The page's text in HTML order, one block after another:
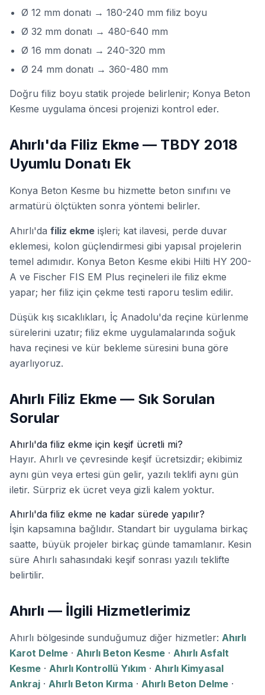
Ø 12 mm donatı → 180-240 mm filiz boyu
Ø 32 mm donatı → 480-640 mm
Ø 16 mm donatı → 240-320 mm
Ø 24 mm donatı → 360-480 mm
Doğru filiz boyu statik projede belirlenir; Konya Beton
Kesme uygulama öncesi projenizi kontrol eder.
Ahırlı'da Filiz Ekme — TBDY 2018
Uyumlu Donatı Ek
Konya Beton Kesme bu hizmette beton sınıfını ve
armatürü ölçtükten sonra yöntemi belirler.
Ahırlı'da filiz ekme işleri; kat ilavesi, perde duvar
eklemesi, kolon güçlendirmesi gibi yapısal projelerin
temel adımıdır. Konya Beton Kesme ekibi Hilti HY 200-
A ve Fischer FIS EM Plus reçineleri ile filiz ekme
yapar; her filiz için çekme testi raporu teslim edilir.
Düşük kış sıcaklıkları, İç Anadolu'da reçine kürlenme
sürelerini uzatır; filiz ekme uygulamalarında soğuk
hava reçinesi ve kür bekleme süresini buna göre
ayarlıyoruz.
Ahırlı Filiz Ekme — Sık Sorulan
Sorular
Ahırlı'da filiz ekme için keşif ücretli mi?
Hayır. Ahırlı ve çevresinde keşif ücretsizdir; ekibimiz
aynı gün veya ertesi gün gelir, yazılı teklifi aynı gün
iletir. Sürpriz ek ücret veya gizli kalem yoktur.
Ahırlı'da filiz ekme ne kadar sürede yapılır?
İşin kapsamına bağlıdır. Standart bir uygulama birkaç
saatte, büyük projeler birkaç günde tamamlanır. Kesin
süre Ahırlı sahasındaki keşif sonrası yazılı teklifte
belirtilir.
Ahırlı — İlgili Hizmetlerimiz
Ahırlı bölgesinde sunduğumuz diğer hizmetler: Ahırlı
Karot Delme · Ahırlı Beton Kesme · Ahırlı Asfalt
Kesme · Ahırlı Kontrollü Yıkım · Ahırlı Kimyasal
Ankraj · Ahırlı Beton Kırma · Ahırlı Beton Delme ·